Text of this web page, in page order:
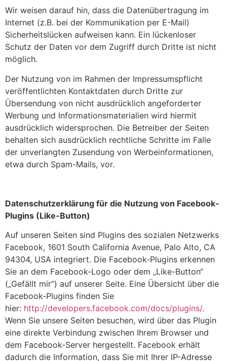
Wir weisen darauf hin, dass die Datenübertragung im
Internet (z.B. bei der Kommunikation per E-Mail)
Sicherheitslücken aufweisen kann. Ein lückenloser
Schutz der Daten vor dem Zugriff durch Dritte ist nicht
möglich.
Der Nutzung von im Rahmen der Impressumspflicht
veröffentlichten Kontaktdaten durch Dritte zur
Übersendung von nicht ausdrücklich angeforderter
Werbung und Informationsmaterialien wird hiermit
ausdrücklich widersprochen. Die Betreiber der Seiten
behalten sich ausdrücklich rechtliche Schritte im Falle
der unverlangten Zusendung von Werbeinformationen,
etwa durch Spam-Mails, vor.
Datenschutzerklärung für die Nutzung von Facebook-
Plugins (Like-Button)
Auf unseren Seiten sind Plugins des sozialen Netzwerks
Facebook, 1601 South California Avenue, Palo Alto, CA
94304, USA integriert. Die Facebook-Plugins erkennen
Sie an dem Facebook-Logo oder dem „Like-Button“
(„Gefällt mir“) auf unserer Seite. Eine Übersicht über die
Facebook-Plugins finden Sie
hier: http://developers.facebook.com/docs/plugins/.
Wenn Sie unsere Seiten besuchen, wird über das Plugin
eine direkte Verbindung zwischen Ihrem Browser und
dem Facebook-Server hergestellt. Facebook erhält
dadurch die Information, dass Sie mit Ihrer IP-Adresse